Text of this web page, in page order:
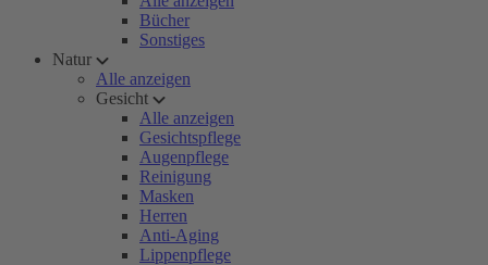
Bücher
Sonstiges
Natur
Alle anzeigen
Gesicht
Alle anzeigen
Gesichtspflege
Augenpflege
Reinigung
Masken
Herren
Anti-Aging
Lippenpflege